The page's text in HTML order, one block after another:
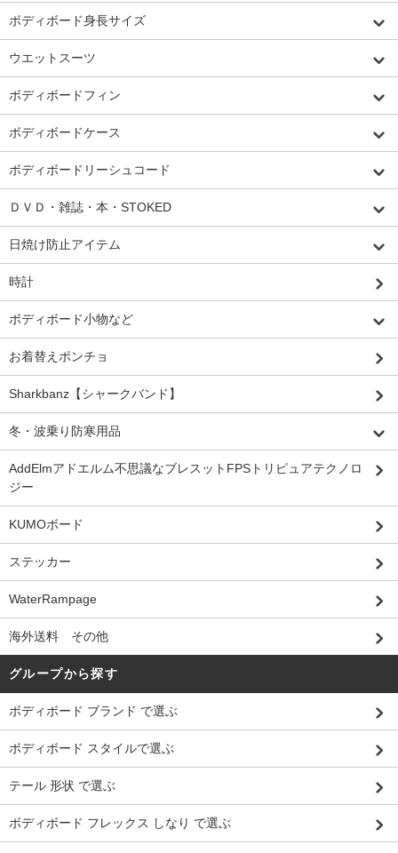
ボディボード身長サイズ
ウエットスーツ
ボディボードフィン
ボディボードケース
ボディボードリーシュコード
ＤＶＤ・雑誌・本・STOKED
日焼け防止アイテム
時計
ボディボード小物など
お着替えポンチョ
Sharkbanz【シャークバンド】
冬・波乗り防寒用品
AddElmアドエルム不思議なブレスットFPSトリピュアテクノロ
ジー
KUMOボード
ステッカー
WaterRampage
海外送料 その他
グループから探す
ボディボード ブランド で選ぶ
ボディボード スタイルで選ぶ
テール 形状 で選ぶ
ボディボード フレックス しなり で選ぶ